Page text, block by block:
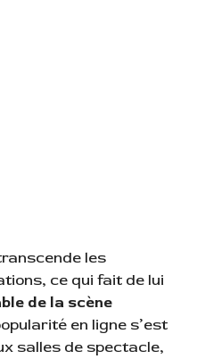
les
ce qui fait de lui
de la scène
en ligne s’est
salles de spectacle,